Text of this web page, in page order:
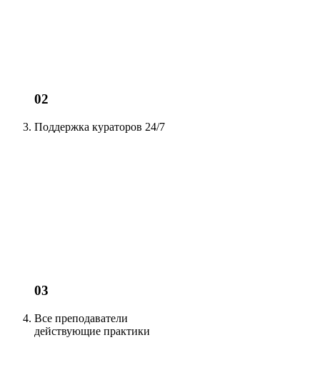
02
Поддержка кураторов 24/7
03
Все преподаватели
действующие практики